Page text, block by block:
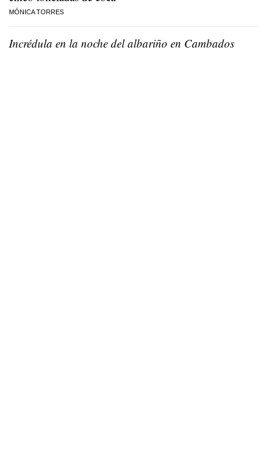
MÓNICA TORRES
Incrédula en la noche del albariño en Cambados